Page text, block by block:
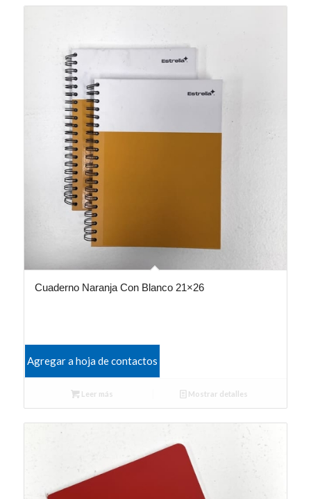
Cuaderno Naranja Con Blanco 21×26
Agregar a hoja de contactos
Leer más Mostrar detalles